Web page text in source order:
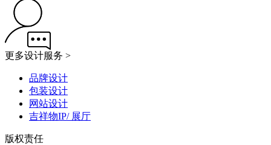
更多设计服务 >
品牌设计
包装设计
网站设计
吉祥物IP/ 展厅
版权责任